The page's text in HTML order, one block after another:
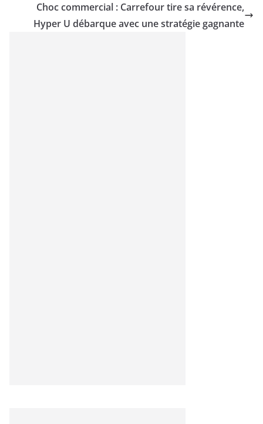
Choc commercial : Carrefour tire sa révérence,
Hyper U débarque avec une stratégie gagnante